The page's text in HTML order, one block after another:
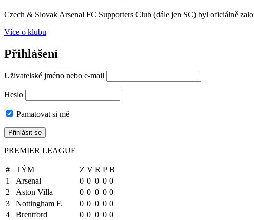
Czech & Slovak Arsenal FC Supporters Club (dále jen SC) byl oficiálně
Více o klubu
Přihlášení
Uživatelské jméno nebo e-mail
Heslo
Pamatovat si mě
PREMIER LEAGUE
# TÝM Z V R P B
1
Arsenal 0 0 0 0 0
2
Aston Villa 0 0 0 0 0
3
Nottingham F. 0 0 0 0 0
4
Brentford 0 0 0 0 0